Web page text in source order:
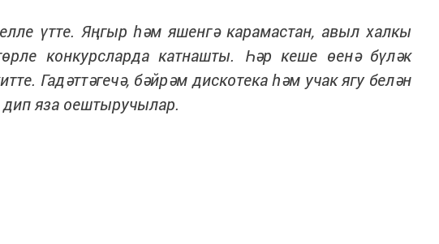
үтте. Яңгыр һәм яшенгә карамастан, авыл халкы
конкурсларда катнашты. Һәр кеше өенә бүләк
Гадәттәгечә, бәйрәм дискотека һәм учак ягу белән
яза оештыручылар.